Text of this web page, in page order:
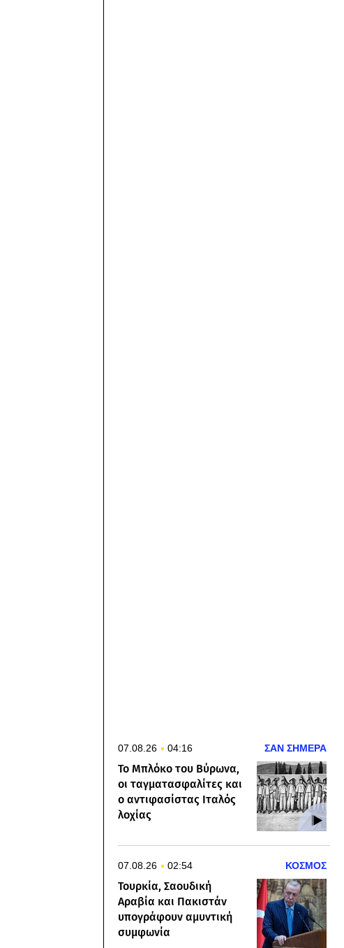
07.08.26 04:16 ΣΑΝ ΣΗΜΕΡΑ
Το Μπλόκο του Βύρωνα,
οι ταγματασφαλίτες και
ο αντιφασίστας Ιταλός
λοχίας
07.08.26 02:54 ΚΟΣΜΟΣ
Τουρκία, Σαουδική
Αραβία και Πακιστάν
υπογράφουν αμυντική
συμφωνία